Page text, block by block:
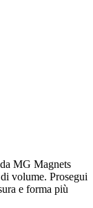
MG Magnets
volume. Prosegui
e forma più